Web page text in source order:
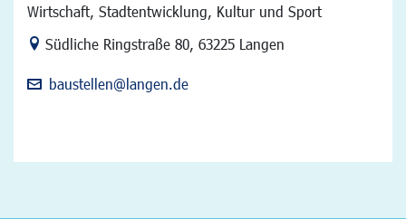
Wirtschaft, Stadtentwicklung, Kultur und Sport
Link zur Google-Maps Navigation
Südliche Ringstraße 80, 63225 Langen
baustellen@langen.de